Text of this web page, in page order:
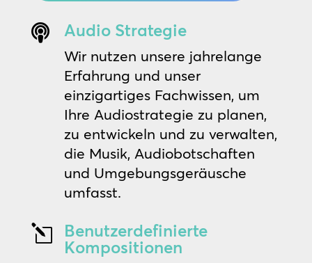
 Audio Strategie
Wir nutzen unsere jahrelange
Erfahrung und unser
einzigartiges Fachwissen, um
Ihre Audiostrategie zu planen,
zu entwickeln und zu verwalten,
die Musik, Audiobotschaften
und Umgebungsgeräusche
umfasst.
l
Benutzerdefinierte
Kompositionen